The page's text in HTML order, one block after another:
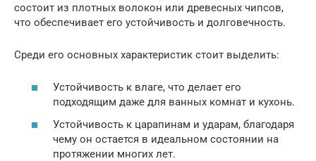
состоит из плотных волокон или древесных чипсов,
что обеспечивает его устойчивость и долговечность.
Среди его основных характеристик стоит выделить:
Устойчивость к влаге, что делает его
подходящим даже для ванных комнат и кухонь.
Устойчивость к царапинам и ударам, благодаря
чему он остается в идеальном состоянии на
протяжении многих лет.